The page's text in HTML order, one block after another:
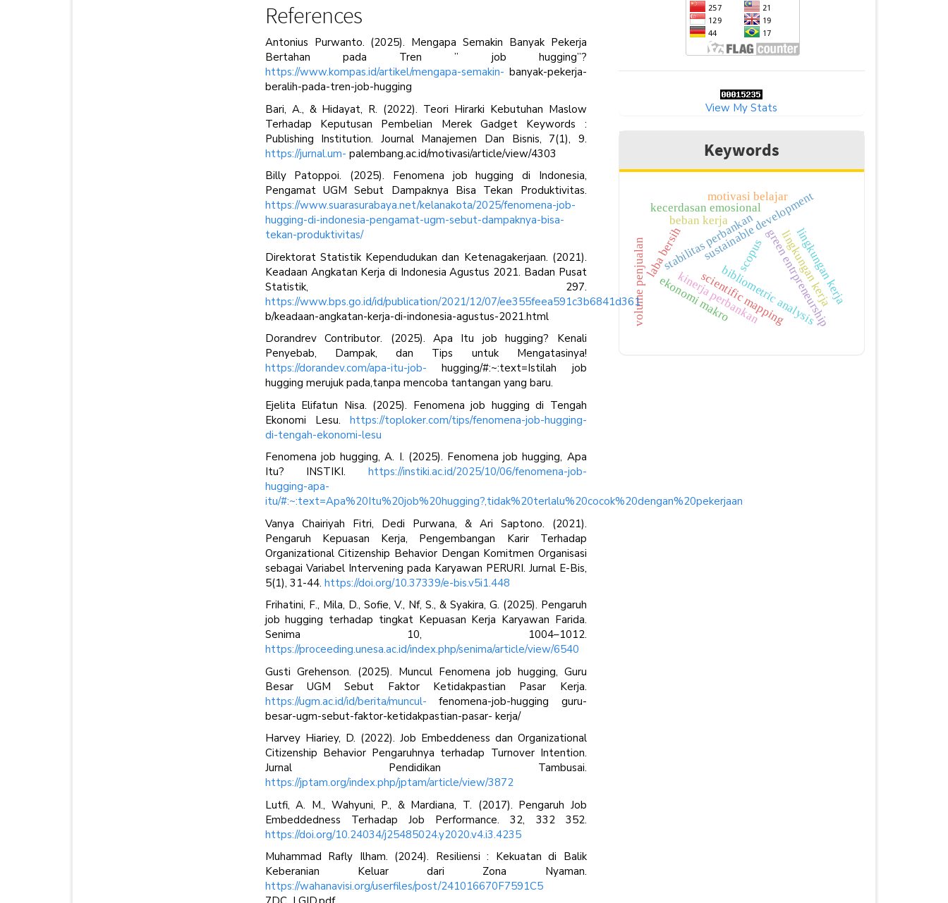
References
Antonius Purwanto. (2025). Mengapa Semakin Banyak Pekerja
Bertahan pada Tren ” job hugging”?
https://www.kompas.id/artikel/mengapa-semakin- banyak-pekerja-
beralih-pada-tren-job-hugging
Bari, A., & Hidayat, R. (2022). Teori Hirarki Kebutuhan Maslow
Terhadap Keputusan Pembelian Merek Gadget Keywords :
Publishing Institution. Journal Manajemen Dan Bisnis, 7(1), 9.
https://jurnal.um- palembang.ac.id/motivasi/article/view/4303
Billy Patoppoi. (2025). Fenomena job hugging di Indonesia,
Pengamat UGM Sebut Dampaknya Bisa Tekan Produktivitas.
https://www.suarasurabaya.net/kelanakota/2025/fenomena-job-
hugging-di-indonesia-pengamat-ugm-sebut-dampaknya-bisa-
tekan-produktivitas/
Direktorat Statistik Kependudukan dan Ketenagakerjaan. (2021).
Keadaan Angkatan Kerja di Indonesia Agustus 2021. Badan Pusat
Statistik, 297.
https://www.bps.go.id/id/publication/2021/12/07/ee355feea591c3b6841d361
b/keadaan-angkatan-kerja-di-indonesia-agustus-2021.html
Dorandrev Contributor. (2025). Apa Itu job hugging? Kenali
Penyebab, Dampak, dan Tips untuk Mengatasinya!
https://dorandev.com/apa-itu-job- hugging/#:~:text=Istilah job
hugging merujuk pada,tanpa mencoba tantangan yang baru.
Ejelita Elifatun Nisa. (2025). Fenomena job hugging di Tengah
Ekonomi Lesu. https://toploker.com/tips/fenomena-job-hugging-
di-tengah-ekonomi-lesu
Fenomena job hugging, A. I. (2025). Fenomena job hugging, Apa
Itu? INSTIKI. https://instiki.ac.id/2025/10/06/fenomena-job-
hugging-apa-
itu/#:~:text=Apa%20Itu%20job%20hugging?,tidak%20terlalu%20cocok%20dengan%20pekerjaan
Vanya Chairiyah Fitri, Dedi Purwana, & Ari Saptono. (2021).
Pengaruh Kepuasan Kerja, Pengembangan Karir Terhadap
Organizational Citizenship Behavior Dengan Komitmen Organisasi
sebagai Variabel Intervening pada Karyawan PERURI. Jurnal E-Bis,
5(1), 31-44. https://doi.org/10.37339/e-bis.v5i1.448
Frihatini, F., Mila, D., Sofie, V., Nf, S., & Syakira, G. (2025). Pengaruh
job hugging terhadap tingkat Kepuasan Kerja Karyawan Farida.
Senima 10, 1004–1012.
https://proceeding.unesa.ac.id/index.php/senima/article/view/6540
Gusti Grehenson. (2025). Muncul Fenomena job hugging, Guru
Besar UGM Sebut Faktor Ketidakpastian Pasar Kerja.
https://ugm.ac.id/id/berita/muncul- fenomena-job-hugging guru-
besar-ugm-sebut-faktor-ketidakpastian-pasar- kerja/
Harvey Hiariey, D. (2022). Job Embeddeness dan Organizational
Citizenship Behavior Pengaruhnya terhadap Turnover Intention.
Jurnal Pendidikan Tambusai.
https://jptam.org/index.php/jptam/article/view/3872
Lutfi, A. M., Wahyuni, P., & Mardiana, T. (2017). Pengaruh Job
Embeddedness Terhadap Job Performance. 32, 332 352.
https://doi.org/10.24034/j25485024.y2020.v4.i3.4235
Muhammad Rafly Ilham. (2024). Resiliensi : Kekuatan di Balik
Keberanian Keluar dari Zona Nyaman.
https://wahanavisi.org/userfiles/post/241016670F7591C5
View My Stats
Keywords
green entrpreneurship
sustainable development
bibliometric analysis
scopus
scientific mapping
stabilitas perbankan
kinerja perbankan
ekonomi makro
beban kerja
lingkungan kerja
laba bersih
volume penjualan lingkungan kerja
kecerdasan emosional
motivasi belajar